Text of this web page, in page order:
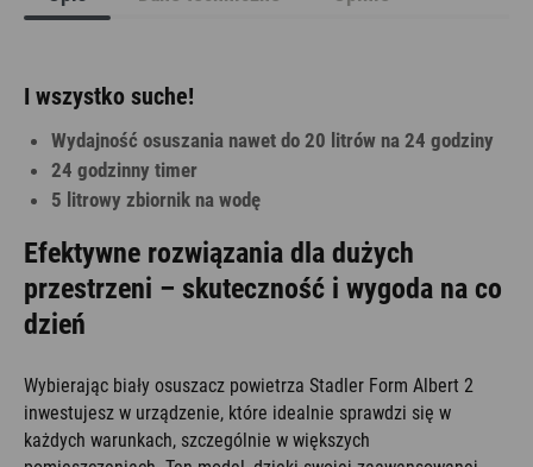
I wszystko suche!
Wydajność osuszania nawet do 20 litrów na 24 godziny
24 godzinny timer
5 litrowy zbiornik na wodę
Efektywne rozwiązania dla dużych
przestrzeni – skuteczność i wygoda na co
dzień
Wybierając biały osuszacz powietrza Stadler Form Albert 2
inwestujesz w urządzenie, które idealnie sprawdzi się w
każdych warunkach, szczególnie w większych